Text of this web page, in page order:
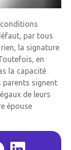
par tous
la signature
en
la capacité
parents signent
de leurs
épouse